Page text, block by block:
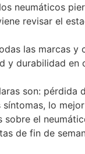
neumáticos
revisar el
las marcas y
durabilidad en
son: pérdida
lo
el
de fin de